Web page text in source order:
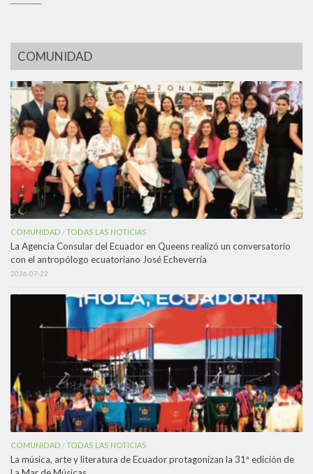
COMUNIDAD
COMUNIDAD /TODAS LAS NOTICIAS
La Agencia Consular del Ecuador en Queens realizó un conversatorio
con el antropólogo ecuatoriano José Echeverría
2026-07-22
COMUNIDAD /TODAS LAS NOTICIAS
La música, arte y literatura de Ecuador protagonizan la 31ª edición de